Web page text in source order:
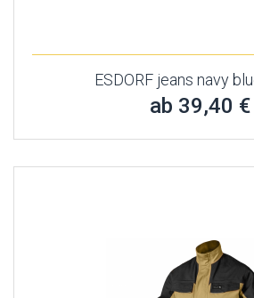
ESDORF jeans navy
ab 39,40 €